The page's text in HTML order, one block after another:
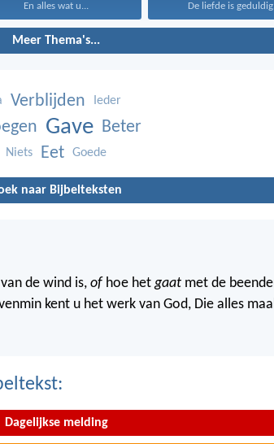
En alles wat u... De liefde is
Meer Thema's...
Verblijden Ieder
Gave Beter
Niets Eet Goede
naar Bijbelteksten
de wind is, of hoe het gaat met de
kent u het werk van God, Die alles
Dagelijkse melding